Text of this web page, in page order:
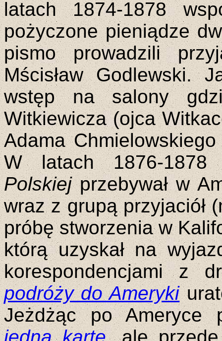
latach 1874-1878
pożyczone pieniądze
pismo prowadzili
Mścisław Godlewski.
wstęp na salony
Witkiewicza (ojca
Adama
W latach 1876-
Polskiejprzebywał w
wraz z grupą przyjaciół
próbę stworzenia w
którą uzyskał na
korespondencjami z
podróży do Ameryki
Jeżdżąc po Ameryce